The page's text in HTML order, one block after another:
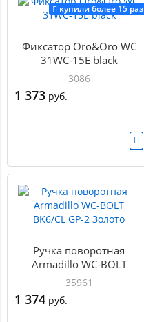
купили более 15 раз
Фиксатор Oro&Oro WC
31WC-15E black
3086
1 373 руб.
Ручка поворотная
Armadillo WC-BOLT
BK6/CL GP-2 Золото
35961
1 374 руб.